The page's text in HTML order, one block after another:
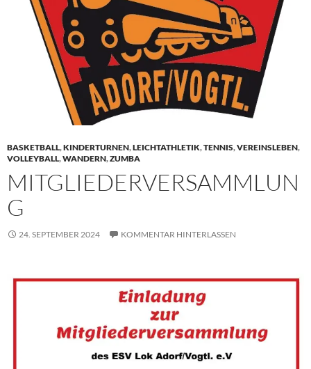
BASKETBALL,KINDERTURNEN,LEICHTATHLETIK,TENNIS,VEREINSLEBEN,
VOLLEYBALL,WANDERN,ZUMBA
MITGLIEDERVERSAMMLUN
G
24. SEPTEMBER 2024 KOMMENTAR HINTERLASSEN